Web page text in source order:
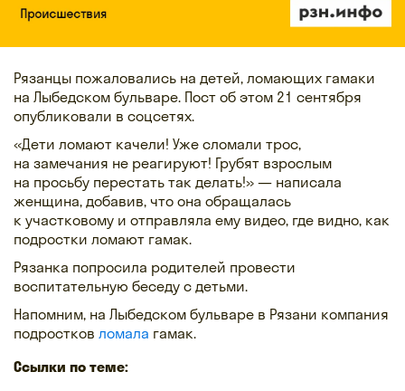
Рязанцы пожаловались на детей, ломающих гамаки
на Лыбедском бульваре. Пост об этом 21 сентября
опубликовали в соцсетях.
«Дети ломают качели! Уже сломали трос,
на замечания не реагируют! Грубят взрослым
на просьбу перестать так делать!» — написала
женщина, добавив, что она обращалась
к участковому и отправляла ему видео, где видно, как
подростки ломают гамак.
Рязанка попросила родителей провести
воспитательную беседу с детьми.
Напомним, на Лыбедском бульваре в Рязани компания
подростков ломала гамак.
Ссылки по теме: